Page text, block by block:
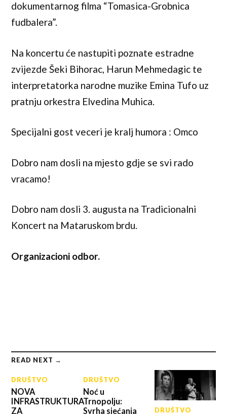
dokumentarnog filma “Tomasica-Grobnica
fudbalera”.
Na koncertu će nastupiti poznate estradne
zvijezde Šeki Bihorac, Harun Mehmedagic te
interpretatorka narodne muzike Emina Tufo uz
pratnju orkestra Elvedina Muhica.
Specijalni gost veceri je kralj humora : Omco
Dobro nam dosli na mjesto gdje se svi rado
vracamo!
Dobro nam dosli 3. augusta na Tradicionalni
Koncert na Mataruskom brdu.
Organizacioni odbor.
READ NEXT →
DRUŠTVO
NOVA
INFRASTRUKTURA
ZA
DRUŠTVO
Noć u
Trnopolju:
Svrha sjećanja
DRUŠTVO